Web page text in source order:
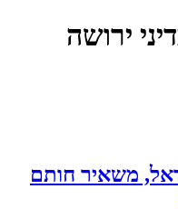
ירושה
משאיר חותם